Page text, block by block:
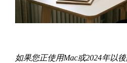
如果您正使用Mac或2024年以